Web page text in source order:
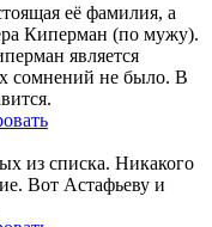
её фамилия, а
Киперман (по мужу).
является
сомнений не было. В
из списка. Никакого
Вот Астафьеву и